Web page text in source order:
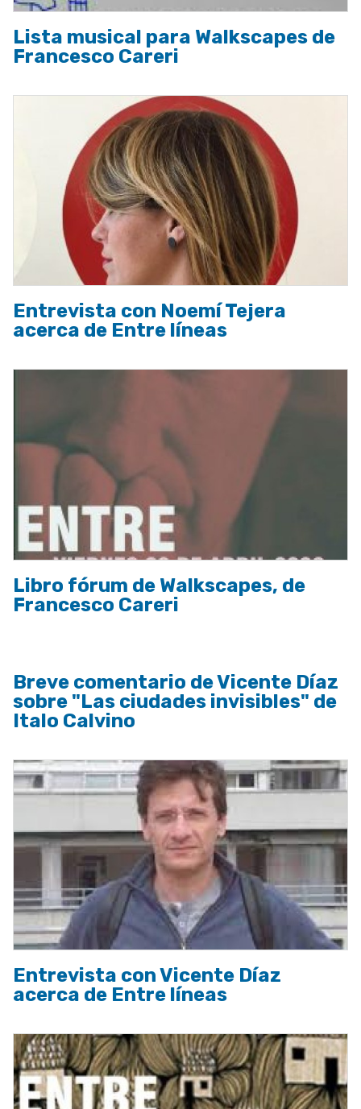
Lista musical para Walkscapes de
Francesco Careri
Entrevista con Noemí Tejera
acerca de Entre líneas
Libro fórum de Walkscapes, de
Francesco Careri
Breve comentario de Vicente Díaz
sobre "Las ciudades invisibles" de
Italo Calvino
Entrevista con Vicente Díaz
acerca de Entre líneas